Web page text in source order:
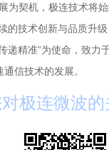
为契机，极连技术将
的技术创新与品质升
递精准”为使命，致力
信技术的发展。
极连微波的